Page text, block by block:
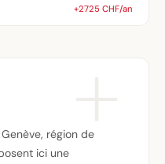
+2725 CHF/an
région de
ici une